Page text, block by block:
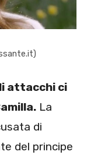
attacchi ci
La
di
del principe